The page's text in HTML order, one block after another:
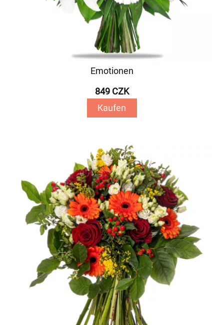
Emotionen
849 CZK
Kaufen